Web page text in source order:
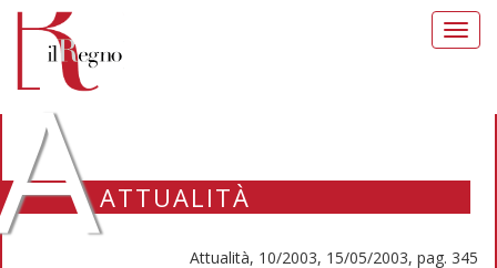
ATTUALITÀ
Attualità, 10/2003, 15/05/2003, pag. 345